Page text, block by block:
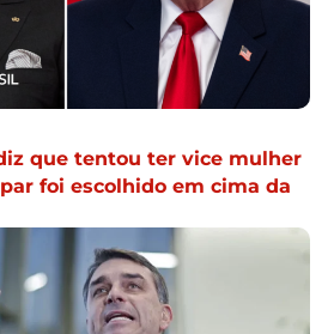
que tentou ter vice mulher
foi escolhido em cima da